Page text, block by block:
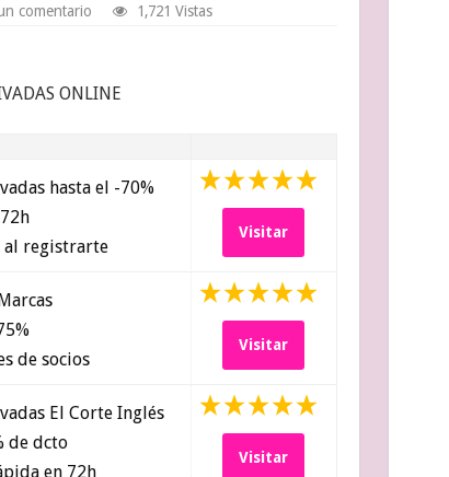
comentario 1,721 Vistas
ONLINE
hasta el -70%
al registrarte
Visitar
de socios
Visitar
El Corte Inglés
de dcto
en 72h
Visitar